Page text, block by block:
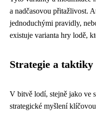
a nadčasovou přitažlivost.
jednoduchými pravidly,
existuje varianta hry lodě,
Strategie a taktiky
V bitvě lodí, stejně jako ve
strategické myšlení